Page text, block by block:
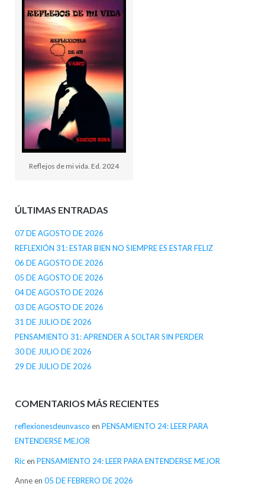
Reflejos de mi vida. Ed. 2024
ÚLTIMAS ENTRADAS
07 DE AGOSTO DE 2026
REFLEXIÓN 31: ESTAR BIEN NO SIEMPRE ES ESTAR FELIZ
06 DE AGOSTO DE 2026
05 DE AGOSTO DE 2026
04 DE AGOSTO DE 2026
03 DE AGOSTO DE 2026
31 DE JULIO DE 2026
PENSAMIENTO 31: APRENDER A SOLTAR SIN PERDER
30 DE JULIO DE 2026
29 DE JULIO DE 2026
COMENTARIOS MÁS RECIENTES
reflexionesdeunvasco en PENSAMIENTO 24: LEER PARA
ENTENDERSE MEJOR
Ricen PENSAMIENTO 24: LEER PARA ENTENDERSE MEJOR
Anneen 05 DE FEBRERO DE 2026